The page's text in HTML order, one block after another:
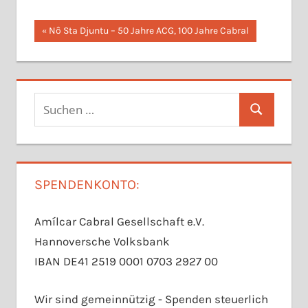
Beitragsnavigation
Vorheriger
Nô Sta Djuntu – 50 Jahre ACG, 100 Jahre Cabral
Suchen
SPENDENKONTO:
Amílcar Cabral Gesellschaft e.V.
Hannoversche Volksbank
IBAN DE41 2519 0001 0703 2927 00
Wir sind gemeinnützig - Spenden steuerlich